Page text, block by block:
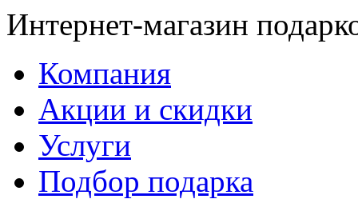
Интернет-магазин
Компания
Акции и скидки
Услуги
Подбор подарка